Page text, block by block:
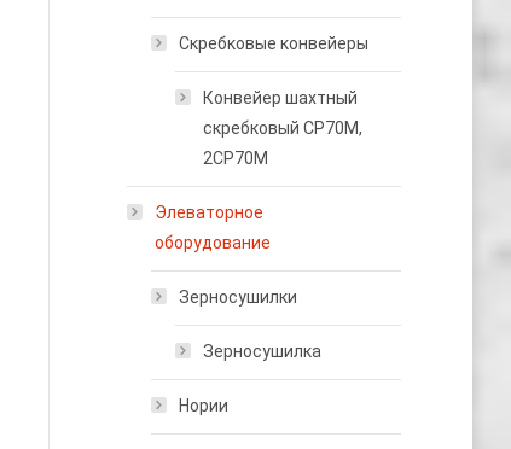
Скребковые конвейеры
Конвейер шахтный
скребковый СР70М,
2СР70М
Элеваторное
оборудование
Зерносушилки
Зерносушилка
Нории